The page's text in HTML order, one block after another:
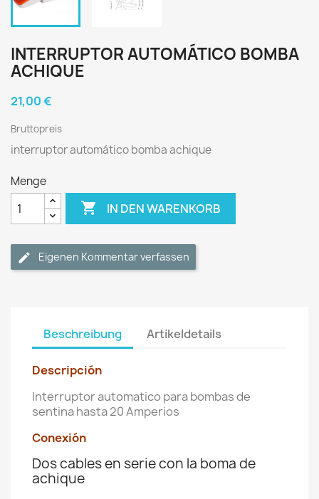
INTERRUPTOR AUTOMÁTICO BOMBA
ACHIQUE
21,00 €
Bruttopreis
interruptor automático bomba achique
Menge
 IN DEN WARENKORB
Eigenen Kommentar verfassen
Beschreibung Artikeldetails
Descripción
Interruptor automatico para bombas de
sentina hasta 20 Amperios
Conexión
Dos cables en serie con la boma de
achique